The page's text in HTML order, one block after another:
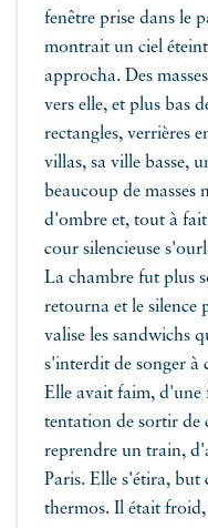
fenêtre prise dans le
montrait un ciel
approcha. Des
vers elle, et plus bas
rectangles, verrières
villas, sa ville basse,
beaucoup de
d'ombre et, tout à fait
cour silencieuse
La chambre fut plus
retourna et le silence
valise les sandwichs
s'interdit de songer à
Elle avait faim, d'une
tentation de sortir de
reprendre un train,
Paris. Elle s'étira, but
thermos. Il était